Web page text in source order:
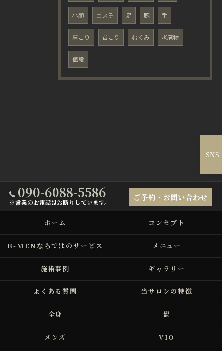
小顔 エステ 足 腕 手
肩こり 首こり むくみ 老廃物
値段
SNS
090-6088-5586
※営業のお電話はお断りしています。
ご予約・お問い合わせ
ホーム コンセプト
B-MENならではのサービス メニュー
施術事例 ギャラリー
よくある質問 当サロンの特徴
全身 髭
メンズ VIO